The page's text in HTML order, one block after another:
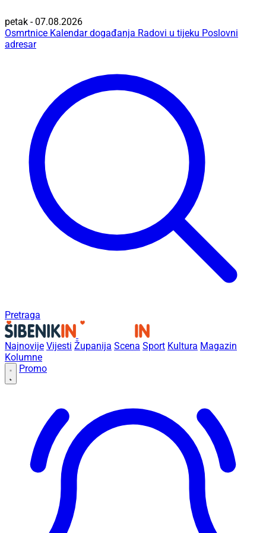
petak - 07.08.2026
Osmrtnice Kalendar događanja Radovi u tijeku Poslovni
adresar
Pretraga
Najnovije Vijesti Županija Scena Sport Kultura Magazin
Kolumne
Promo